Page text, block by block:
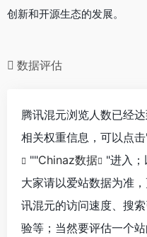
创新和开源生态的发展。
数据评估
腾讯混元浏览人数已经
相关权重信息，可以点
""Chinaz数据
"进入
大家请以爱站数据为准
讯混元的访问速度、搜
验等；当然要评估一个